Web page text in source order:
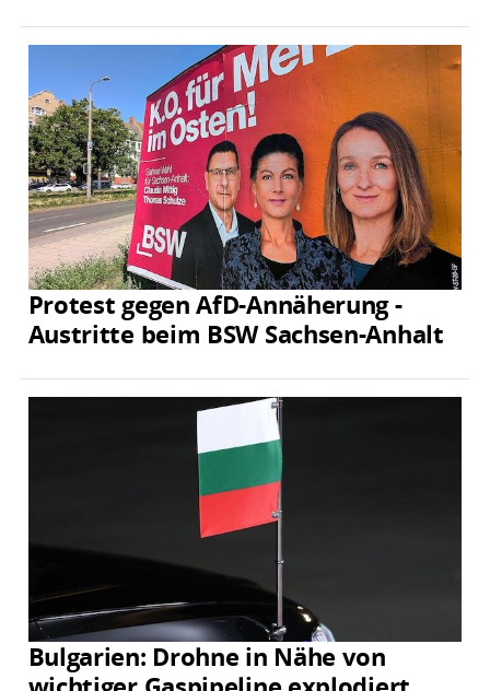
Protest gegen AfD-Annäherung -
Austritte beim BSW Sachsen-Anhalt
Bulgarien: Drohne in Nähe von